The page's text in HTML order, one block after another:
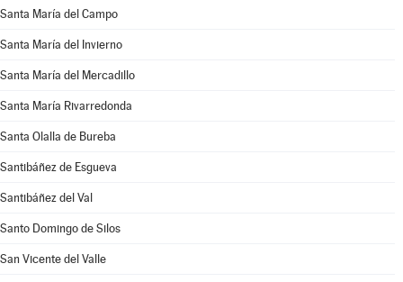
Santa María del Campo
Santa María del Invierno
Santa María del Mercadillo
Santa María Rivarredonda
Santa Olalla de Bureba
Santibáñez de Esgueva
Santibáñez del Val
Santo Domingo de Silos
San Vicente del Valle